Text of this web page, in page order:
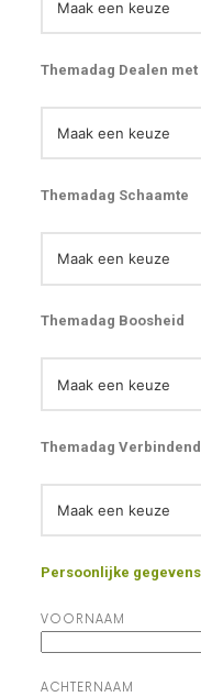
Themadag Dealen
Themadag Schaamte
Themadag Boosheid
Themadag
Persoonlijke gegevens
VOORNAAM
ACHTERNAAM